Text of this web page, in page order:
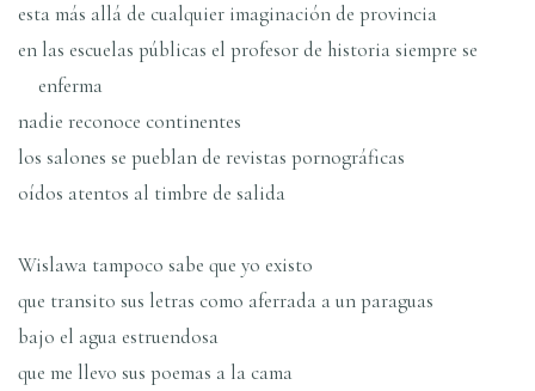
esta más allá de cualquier imaginación de provincia
en las escuelas públicas el profesor de historia siempre se
enferma
nadie reconoce continentes
los salones se pueblan de revistas pornográficas
oí­dos atentos al timbre de salida
Wislawa tampoco sabe que yo existo
que transito sus letras como aferrada a un paraguas
bajo el agua estruendosa
que me llevo sus poemas a la cama